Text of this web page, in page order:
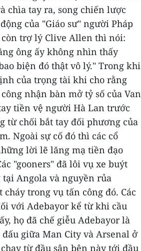
chìa tay ra, song chiến lược
của "Giáo sư" người Pháp
trợ lý Clive Allen thì nói:
ông ấy không nhìn thấy
biện đó thật vô lý." Trong khi
của trọng tài khi cho rằng
nhận bàn mở tỷ số của Van
tiền vệ người Hà Lan trước
từ chối bắt tay đối phương của
Ngoài sự cố đó thì các cổ
lời lẽ lăng mạ tiền đạo
"gooners" đã lôi vụ xe buýt
tại Angola và nguyền rủa
trong vụ tấn công đó. Các
với Adebayor kể từ khi cầu
họ đã chế giễu Adebayor là
giữa Man City và Arsenal ở
từ đầu sân bên này tới đầu